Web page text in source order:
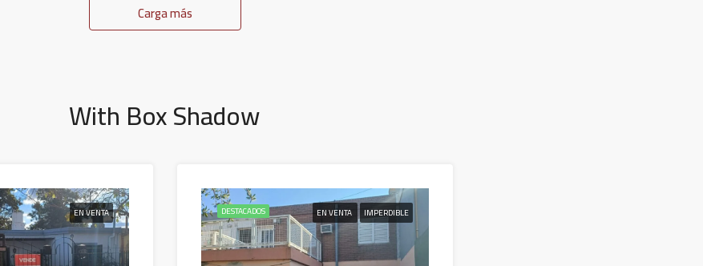
Carga más
With Box Shadow
EN VENTA DESTACADOS EN VENTA IMPERDIBLE